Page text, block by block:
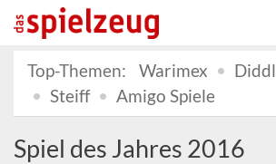
Top-Themen:
Warimex Diddl
Steiff
Amigo Spiele
Spiel des Jahres 2016